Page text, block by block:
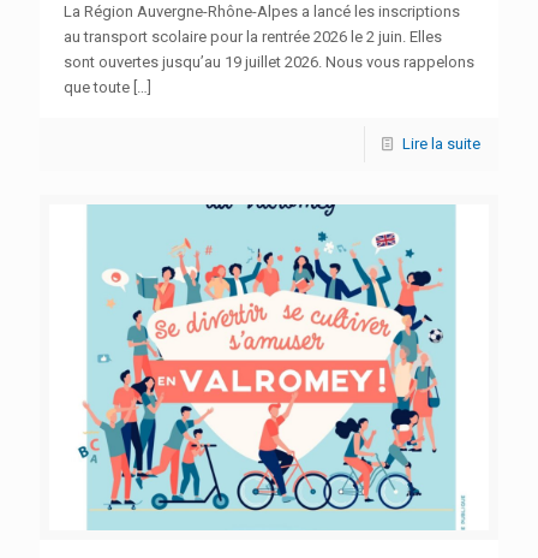
La Région Auvergne-Rhône-Alpes a lancé les inscriptions
au transport scolaire pour la rentrée 2026 le 2 juin. Elles
sont ouvertes jusqu’au 19 juillet 2026. Nous vous rappelons
que toute
Lire la suite